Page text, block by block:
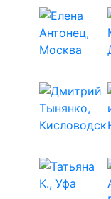
горные
морозных и
Полярного
забываю про
России,гор
Сибири. В свои
абсолютно
дома вести
Считаю,что все
изредка и